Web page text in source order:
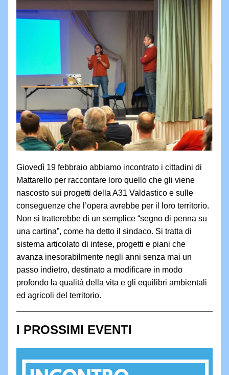
Giovedì 19 febbraio abbiamo incontrato i cittadini di
Mattarello per raccontare loro quello che gli viene
nascosto sui progetti della A31 Valdastico e sulle
conseguenze che l’opera avrebbe per il loro territorio.
Non si tratterebbe di un semplice “segno di penna su
una cartina”, come ha detto il sindaco. Si tratta di
sistema articolato di intese, progetti e piani che
avanza inesorabilmente negli anni senza mai un
passo indietro, destinato a modificare in modo
profondo la qualità della vita e gli equilibri ambientali
ed agricoli del territorio.
I PROSSIMI EVENTI